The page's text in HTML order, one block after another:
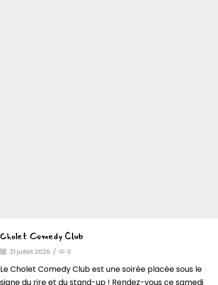
Cholet Comedy Club
21 juillet 2026 / 0
Le Cholet Comedy Club est une soirée placée sous le
signe du rire et du stand-up ! Rendez-vous ce samedi